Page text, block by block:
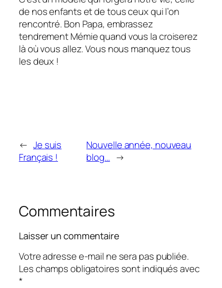
de nos enfants et de tous ceux qui l’on
rencontré. Bon Papa, embrassez
tendrement Mémie quand vous la croiserez
là où vous allez. Vous nous manquez tous
les deux !
← Je suis
Français !
Nouvelle année, nouveau
blog… →
Commentaires
Laisser un commentaire
Votre adresse e-mail ne sera pas publiée.
Les champs obligatoires sont indiqués avec
*